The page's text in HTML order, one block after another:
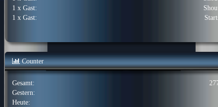
1 x Gast:
1 x Gast:
Counter
Gesamt:
Gestern:
Heute: